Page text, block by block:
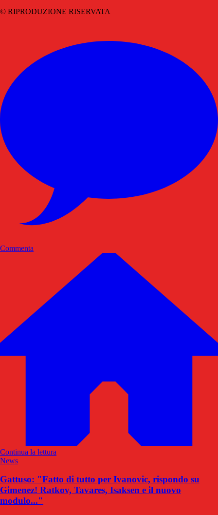
© RIPRODUZIONE RISERVATA
Commenta
Continua la lettura
News
Gattuso: "Fatto di tutto per Ivanovic, rispondo su
Gimenez! Ratkov, Tavares, Isaksen e il nuovo
modulo..."